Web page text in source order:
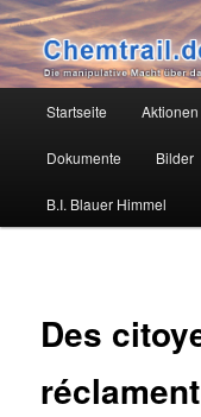
Zum
primären
Inhalt
springen
Die manipulative Macht
Startseite Aktionen
Dokumente Bilder
B.I. Blauer Himmel
Des